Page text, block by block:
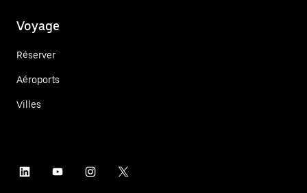
Voyage
Réserver
Aéroports
Villes